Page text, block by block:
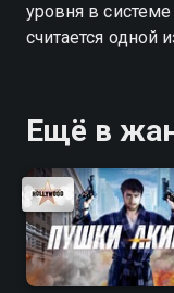
уровня в
считается одной
Ещё в